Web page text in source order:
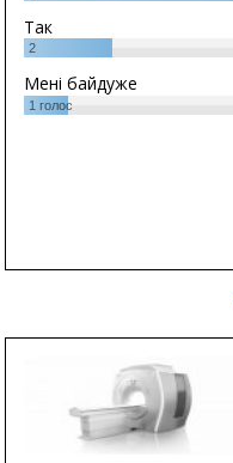
Так
2
Мені байдуже
1 голос